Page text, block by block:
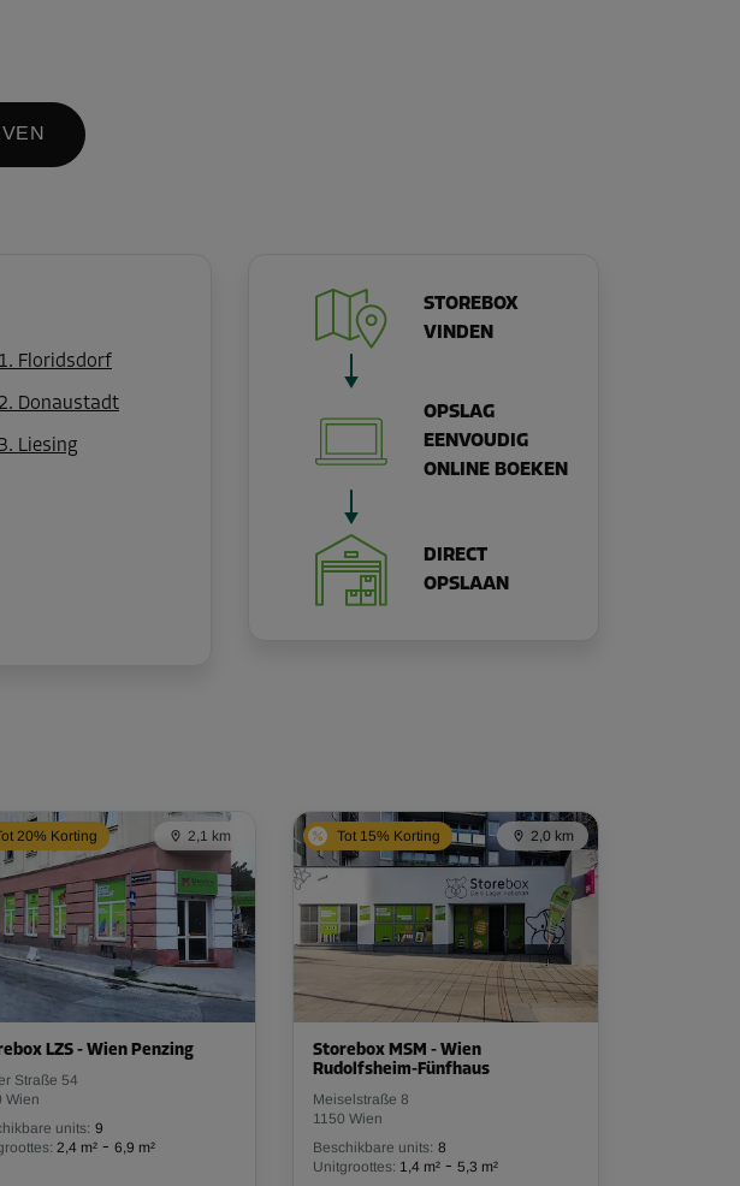
Floridsdorf
Donaustadt
Liesing
STOREBOX
VINDEN
OPSLAG
EENVOUDIG
ONLINE BOEKEN
DIRECT
OPSLAAN
20% Korting 2,1 km
LZS - Wien Penzing
Straße 54
Wien
units: 9
2,4 m² - 6,9 m²
Tot 15% Korting 2,0 km
Storebox MSM - Wien
Rudolfsheim-Fünfhaus
Meiselstraße 8
1150 Wien
Beschikbare units: 8
Unitgroottes: 1,4 m² - 5,3 m²